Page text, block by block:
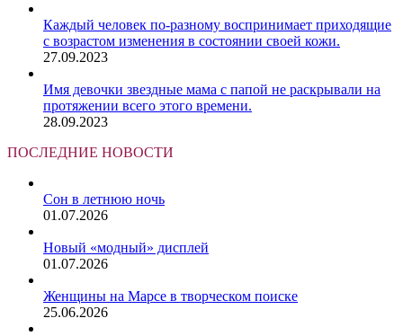
Каждый человек по-разному воспринимает приходящие
с возрастом изменения в состоянии своей кожи.
27.09.2023
Имя девочки звездные мама с папой не раскрывали на
протяжении всего этого времени.
28.09.2023
ПОСЛЕДНИЕ НОВОСТИ
Сон в летнюю ночь
01.07.2026
Новый «модный» дисплей
01.07.2026
Женщины на Марсе в творческом поиске
25.06.2026